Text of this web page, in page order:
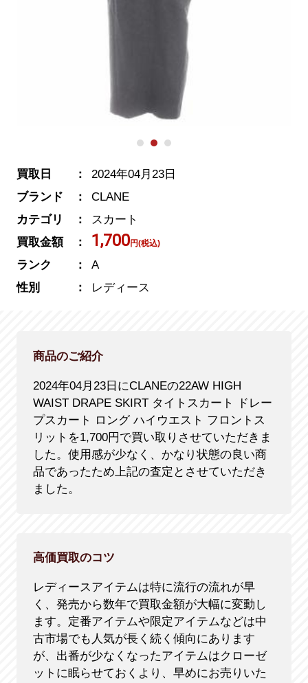
買取日
2024年04月23日
ブランド
CLANE
カテゴリ
スカート
買取金額
1,700円(税込)
ランク
A
性別
レディース
商品のご紹介
2024年04月23日にCLANEの22AW HIGH
WAIST DRAPE SKIRT タイトスカート ドレー
プスカート ロング ハイウエスト フロントス
リットを1,700円で買い取りさせていただきま
した。使用感が少なく、かなり状態の良い商
品であったため上記の査定とさせていただき
ました。
高価買取のコツ
レディースアイテムは特に流行の流れが早
く、発売から数年で買取金額が大幅に変動し
ます。定番アイテムや限定アイテムなどは中
古市場でも人気が長く続く傾向にあります
が、出番が少なくなったアイテムはクローゼ
ットに眠らせておくより、早めにお売りいた